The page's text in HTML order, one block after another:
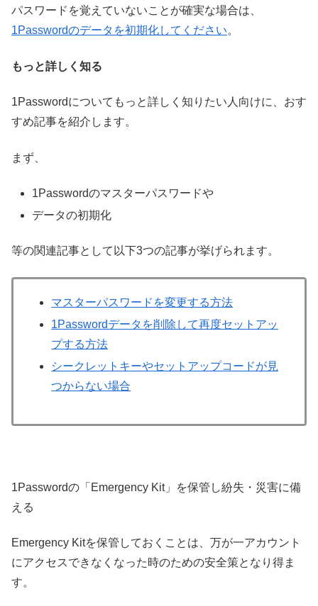
パスワードを覚えていないことが確実な場合は、
1Passwordのデータを初期化してください。
もっと詳しく知る
1Passwordについてもっと詳しく知りたい人向けに、おす
すめ記事を紹介します。
まず、
1Passwordのマスターパスワードや
データの初期化
等の関連記事として以下3つの記事が挙げられます。
マスターパスワードを変更する方法
1Passwordデータを削除して再度セットアッ
プする方法
シークレットキーやセットアップコードが見
つからない場合
1Passwordの「Emergency Kit」を保管し紛失・災害に備
える
Emergency Kitを保管しておくことは、万が一アカウント
にアクセスできなくなった時のための安全策となり得ま
す。